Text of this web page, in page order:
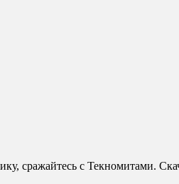
сражайтесь с Текномитами.